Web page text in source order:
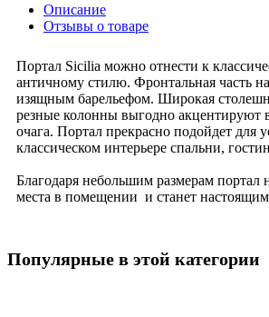
Описание
Отзывы о товаре
Портал Sicilia можно отнести к
античному стилю. Фронтальная часть
изящным барельефом. Широкая
резные колонны выгодно акцентируют
очага. Портал прекрасно подойдет для
классическом интерьере спальни,
Благодаря небольшим размерам портал
места в помещении и станет
Популярные в этой категории